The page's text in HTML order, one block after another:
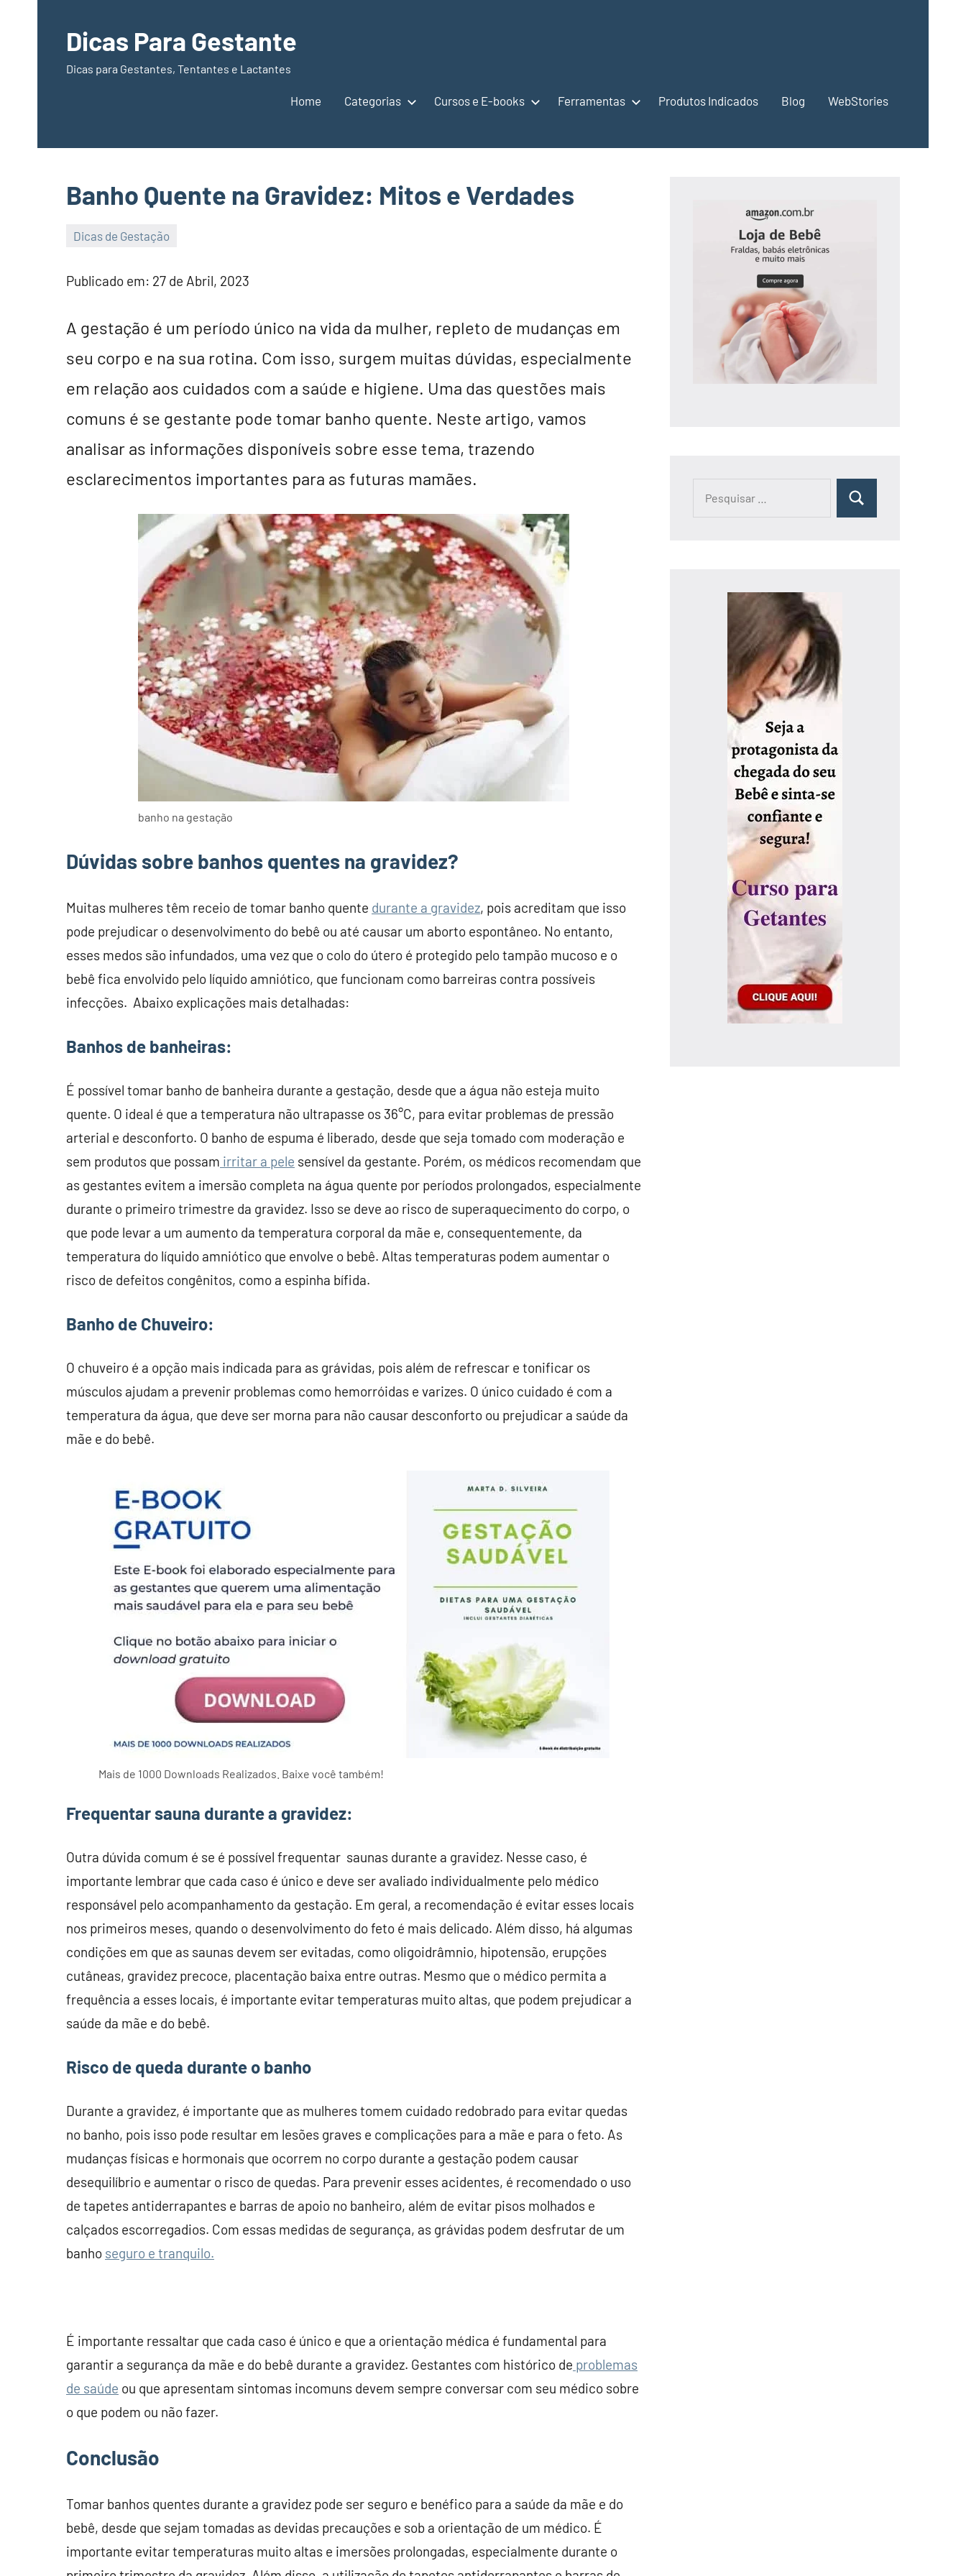
Dicas Para Gestante
Dicas para Gestantes, Tentantes e Lactantes
Home Categorias Cursos e E-books Ferramentas Produtos Indicados Blog WebStories
Banho Quente na Gravidez: Mitos e Verdades
Dicas de Gestação
Abril,
de
Doula
mais
de
anos
Publicado em: 27 de Abril, 2023
A gestação é um período único na vida da mulher, repleto de mudanças em
seu corpo e na sua rotina. Com isso, surgem muitas dúvidas, especialmente
em relação aos cuidados com a saúde e higiene. Uma das questões mais
comuns é se gestante pode tomar banho quente. Neste artigo, vamos
analisar as informações disponíveis sobre esse tema, trazendo
esclarecimentos importantes para as futuras mamães.
banho na gestação
Dúvidas sobre banhos quentes na gravidez?
Muitas mulheres têm receio de tomar banho quente durante a gravidez, pois acreditam que isso
pode prejudicar o desenvolvimento do bebê ou até causar um aborto espontâneo. No entanto,
esses medos são infundados, uma vez que o colo do útero é protegido pelo tampão mucoso e o
bebê fica envolvido pelo líquido amniótico, que funcionam como barreiras contra possíveis
infecções. Abaixo explicações mais detalhadas:
Banhos de banheiras:
É possível tomar banho de banheira durante a gestação, desde que a água não esteja muito
quente. O ideal é que a temperatura não ultrapasse os 36°C, para evitar problemas de pressão
arterial e desconforto. O banho de espuma é liberado, desde que seja tomado com moderação e
sem produtos que possam irritar a pele sensível da gestante. Porém, os médicos recomendam que
as gestantes evitem a imersão completa na água quente por períodos prolongados, especialmente
durante o primeiro trimestre da gravidez. Isso se deve ao risco de superaquecimento do corpo, o
que pode levar a um aumento da temperatura corporal da mãe e, consequentemente, da
temperatura do líquido amniótico que envolve o bebê. Altas temperaturas podem aumentar o
risco de defeitos congênitos, como a espinha bífida.
Banho de Chuveiro:
O chuveiro é a opção mais indicada para as grávidas, pois além de refrescar e tonificar os
músculos ajudam a prevenir problemas como hemorróidas e varizes. O único cuidado é com a
temperatura da água, que deve ser morna para não causar desconforto ou prejudicar a saúde da
mãe e do bebê.
Mais de 1000 Downloads Realizados. Baixe você também!
Frequentar sauna durante a gravidez:
Outra dúvida comum é se é possível frequentar saunas durante a gravidez. Nesse caso, é
importante lembrar que cada caso é único e deve ser avaliado individualmente pelo médico
responsável pelo acompanhamento da gestação. Em geral, a recomendação é evitar esses locais
nos primeiros meses, quando o desenvolvimento do feto é mais delicado. Além disso, há algumas
condições em que as saunas devem ser evitadas, como oligoidrâmnio, hipotensão, erupções
cutâneas, gravidez precoce, placentação baixa entre outras. Mesmo que o médico permita a
frequência a esses locais, é importante evitar temperaturas muito altas, que podem prejudicar a
saúde da mãe e do bebê.
Risco de queda durante o banho
Durante a gravidez, é importante que as mulheres tomem cuidado redobrado para evitar quedas
no banho, pois isso pode resultar em lesões graves e complicações para a mãe e para o feto. As
mudanças físicas e hormonais que ocorrem no corpo durante a gestação podem causar
desequilíbrio e aumentar o risco de quedas. Para prevenir esses acidentes, é recomendado o uso
de tapetes antiderrapantes e barras de apoio no banheiro, além de evitar pisos molhados e
calçados escorregadios. Com essas medidas de segurança, as grávidas podem desfrutar de um
banho seguro e tranquilo.
É importante ressaltar que cada caso é único e que a orientação médica é fundamental para
garantir a segurança da mãe e do bebê durante a gravidez. Gestantes com histórico de problemas
de saúde ou que apresentam sintomas incomuns devem sempre conversar com seu médico sobre
o que podem ou não fazer.
Conclusão
Tomar banhos quentes durante a gravidez pode ser seguro e benéfico para a saúde da mãe e do
bebê, desde que sejam tomadas as devidas precauções e sob a orientação de um médico. É
importante evitar temperaturas muito altas e imersões prolongadas, especialmente durante o